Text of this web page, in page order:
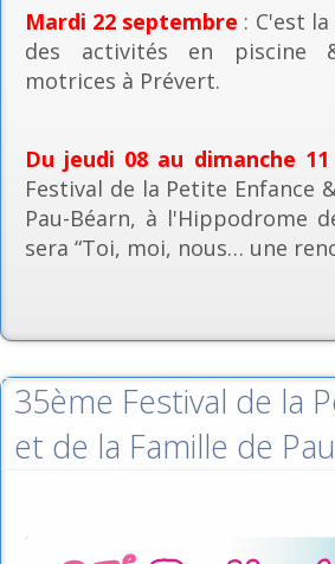
Mardi 22 septembre : C'est
des activités en piscine
motrices à Prévert.
Du jeudi 08 au dimanche
Festival de la Petite Enfance
Pau-Béarn, à l'Hippodrome
sera “Toi, moi, nous… une
35ème Festival de la
et de la Famille de